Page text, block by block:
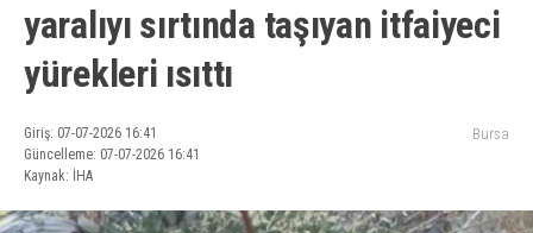
yaralıyı sırtında taşıyan itfaiyeci
yürekleri ısıttı
Giriş: 07-07-2026 16:41
Güncelleme: 07-07-2026 16:41
Kaynak: İHA
Bursa